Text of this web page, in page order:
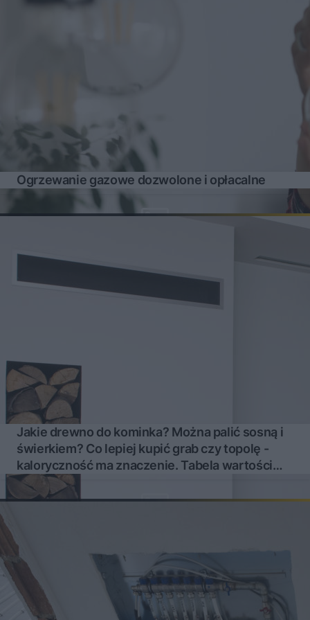
Ogrzewanie gazowe dozwolone i opłacalne
Jakie drewno do kominka? Można palić sosną i
świerkiem? Co lepiej kupić grab czy topolę -
kaloryczność ma znaczenie. Tabela wartości
opałowej